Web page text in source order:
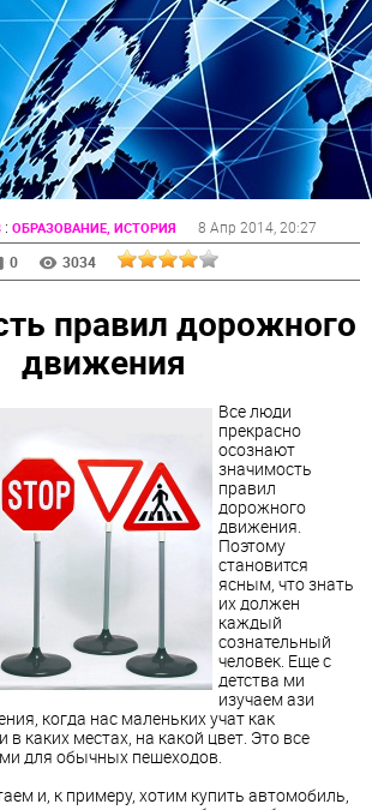
: ОБРАЗОВАНИЕ, ИСТОРИЯ 8 Апр 2014 , 20:27
0
3034
правил дорожного
движения
Все люди
прекрасно
осознают
значимость
правил
дорожного
движения.
Поэтому
становится
ясным, что знать
их должен
каждый
сознательный
человек. Еще с
детства ми
изучаем ази
когда нас маленьких учат как
в каких местах, на какой цвет. Это все
для обычных пешеходов.
и, к примеру, хотим купить автомобиль,